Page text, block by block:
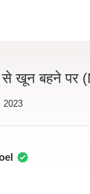
से खून बहने
2023